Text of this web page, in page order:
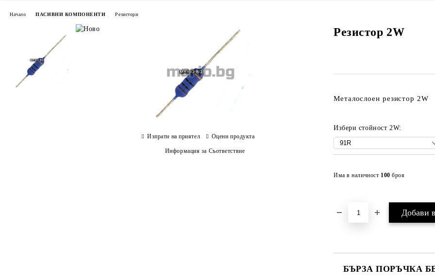
Начало ПАСИВНИ КОМПОНЕНТИ Резистори
Резистор 2W
Металослоен резистор 2W
Избери стойност 2W:
Има в наличност 100 броя
БЪРЗА ПОРЪЧКА
Изпрати на приятел Оцени продукта
Информация за Съответствие